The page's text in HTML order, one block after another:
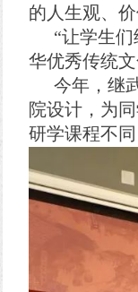
的人生观、
“让学生
华优秀传统
今年，继
院设计，为
研学课程不